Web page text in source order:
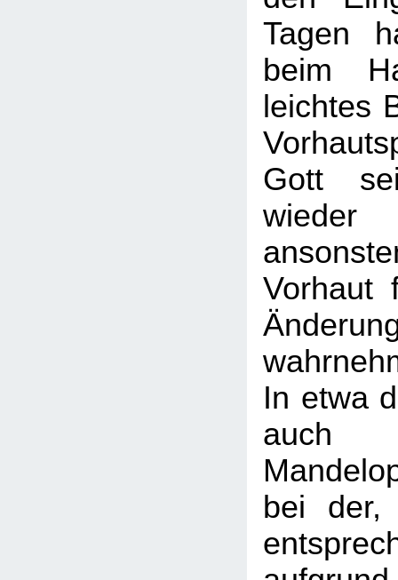
Tagen
beim
leichtes
Gott
Vorhaut
In etwa
bei der,